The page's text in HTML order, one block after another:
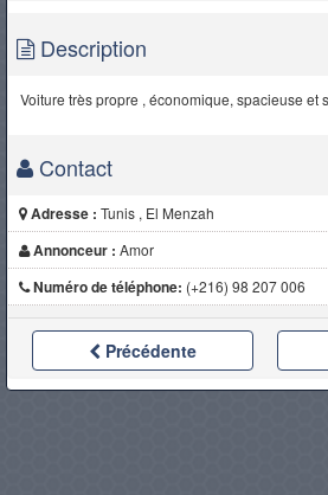
Description
Voiture très propre , économique, spacieuse et
Contact
Adresse : Tunis , El Menzah
Annonceur : Amor
Numéro de téléphone: (+216) 98 207 006
Précédente